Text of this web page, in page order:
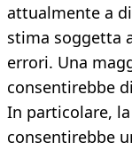
attualmente a
stima soggetta
errori. Una
consentirebbe
In particolare,
consentirebbe